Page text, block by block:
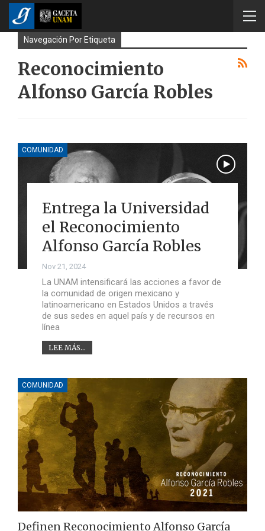
Navegación Por Etiqueta
Reconocimiento
Alfonso García Robles
COMUNIDAD
Entrega la Universidad
el Reconocimiento
Alfonso García Robles
Nov 21, 2024
La UNAM intensificará las acciones a favor de
la comunidad de origen mexicano y
latinoamericano en Estados Unidos a través
de sus sedes en aquel país y de recursos en
línea
LEE MÁS...
COMUNIDAD
Definen Reconocimiento Alfonso García